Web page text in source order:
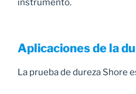
instrumento.
Aplicaciones de la
La prueba de dureza Shore